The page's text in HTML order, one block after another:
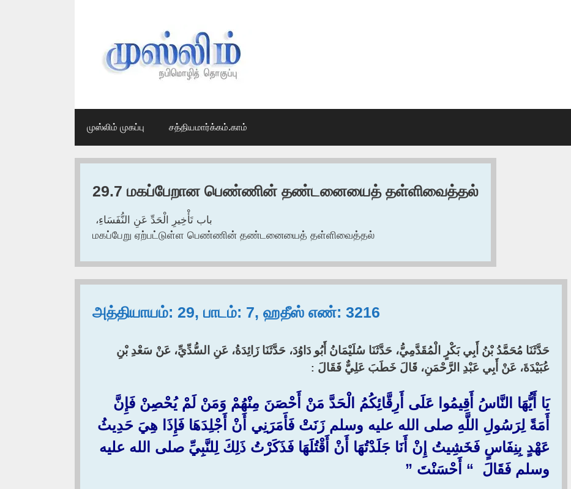
முஸ்லிம் முகப்பு சத்தியமார்க்கம்.காம்
29.7 மகப்பேறான பெண்ணின் தண்டனையைத் தள்ளிவைத்தல்
باب تَأْخِيرِ الْحَدِّ عَنِ النُّفَسَاءِ، ‏‏
மகப்பேறு ஏற்பட்டுள்ள பெண்ணின் தண்டனையைத் தள்ளிவைத்தல்
அத்தியாயம்: 29, பாடம்: 7, ஹதீஸ் எண்: 3216
حَدَّثَنَا مُحَمَّدُ بْنُ أَبِي بَكْرٍ الْمُقَدَّمِيُّ، حَدَّثَنَا سُلَيْمَانُ أَبُو دَاوُدَ، حَدَّثَنَا زَائِدَةُ، عَنِ السُّدِّيِّ، عَنْ سَعْدِ بْنِ
عُبَيْدَةَ، عَنْ أَبِي عَبْدِ الرَّحْمَنِ، قَالَ خَطَبَ عَلِيٌّ فَقَالَ :‏
يَا أَيُّهَا النَّاسُ أَقِيمُوا عَلَى أَرِقَّائِكُمُ الْحَدَّ مَنْ أَحْصَنَ مِنْهُمْ وَمَنْ لَمْ يُحْصِنْ فَإِنَّ
أَمَةً لِرَسُولِ اللَّهِ صلى الله عليه وسلم زَنَتْ فَأَمَرَنِي أَنْ أَجْلِدَهَا فَإِذَا هِيَ حَدِيثُ
عَهْدٍ بِنِفَاسٍ فَخَشِيتُ إِنْ أَنَا جَلَدْتُهَا أَنْ أَقْتُلَهَا فَذَكَرْتُ ذَلِكَ لِلنَّبِيِّ صلى الله عليه
وسلم فَقَالَ ‏ “‏ أَحْسَنْتَ ‏”‏